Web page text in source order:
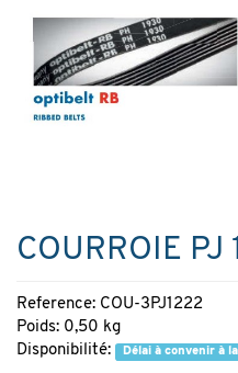
COURROIE
Reference: COU-3PJ1222
Poids: 0,50 kg
Disponibilité:
Délai à convenir à